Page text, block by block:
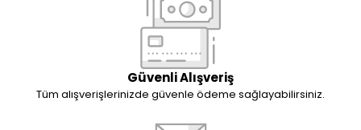
Güvenli Alışveriş
Tüm alışverişlerinizde güvenle ödeme sağlayabilirsiniz.